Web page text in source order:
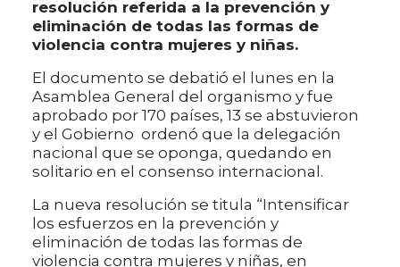
resolución referida a la prevención y
eliminación de todas las formas de
violencia contra mujeres y niñas.
El documento se debatió el lunes en la
Asamblea General del organismo y fue
aprobado por 170 países, 13 se abstuvieron
y el Gobierno ordenó que la delegación
nacional que se oponga, quedando en
solitario en el consenso internacional.
La nueva resolución se titula “Intensificar
los esfuerzos en la prevención y
eliminación de todas las formas de
violencia contra mujeres y niñas, en